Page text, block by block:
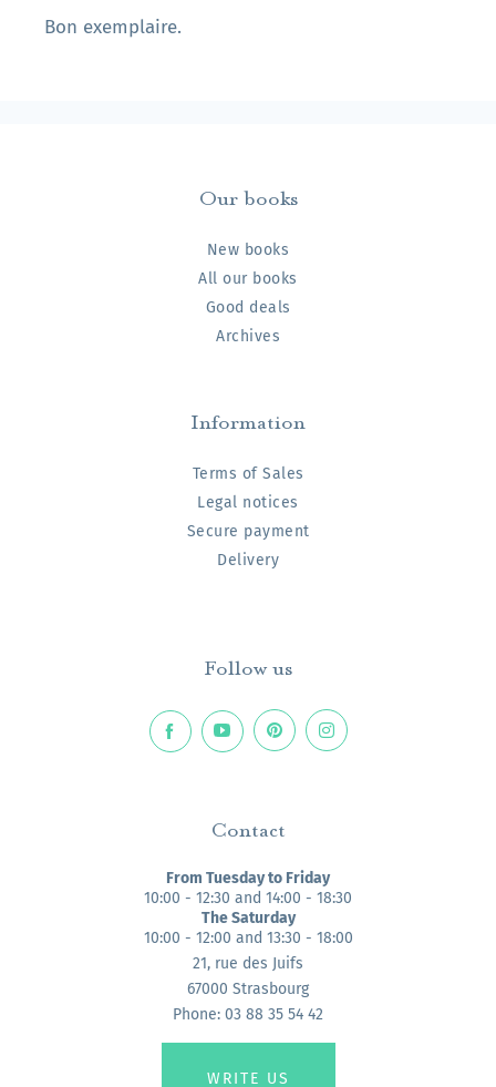
Bon exemplaire.
Our books
New books
All our books
Good deals
Archives
Information
Terms of Sales
Legal notices
Secure payment
Delivery
Follow us
Contact
From Tuesday to Friday
10:00 - 12:30 and 14:00 - 18:30
The Saturday
10:00 - 12:00 and 13:30 - 18:00
21, rue des Juifs
67000 Strasbourg
Phone: 03 88 35 54 42
WRITE US